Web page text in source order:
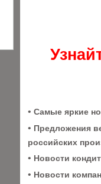
• Самые яркие
• Предложения
российских
• Новости
• Новости